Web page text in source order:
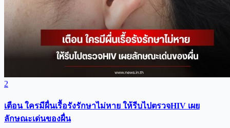
2
เตือน ใครมีผื่นเรื้อรังรักษาไม่หาย ให้รีบไปตรวจHIV เผย
ลักษณะเด่นของผื่น